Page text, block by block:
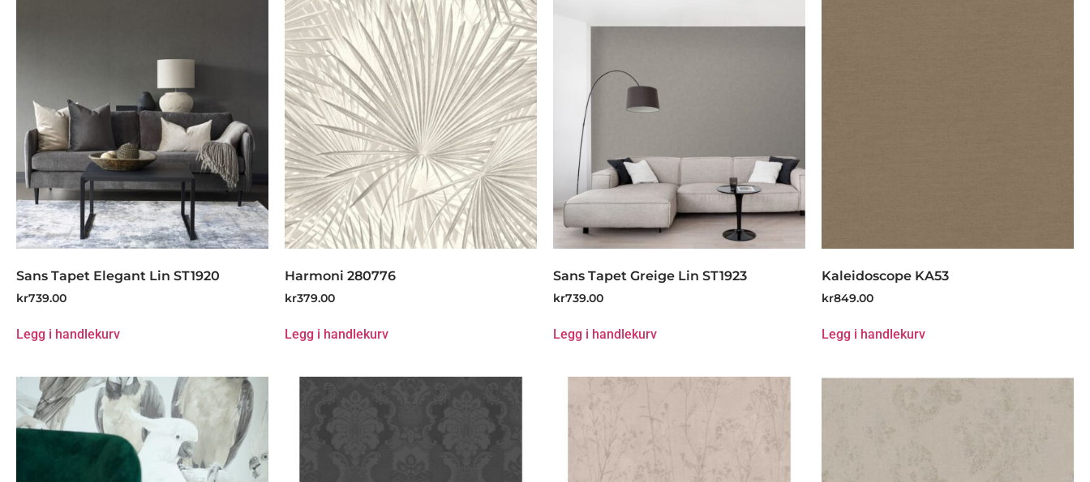
Sans Tapet Elegant Lin ST1920
kr739.00
Legg i handlekurv
Harmoni 280776
kr379.00
Legg i handlekurv
Sans Tapet Greige Lin ST1923
kr739.00
Legg i handlekurv
Kaleidoscope KA53
kr849.00
Legg i handlekurv